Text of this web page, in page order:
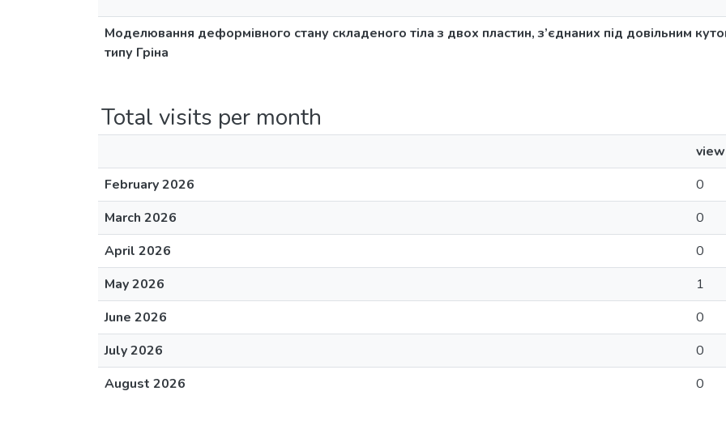
Моделювання деформівного стану складеного тіла з двох пластин, з’єднаних під довільним
типу Гріна
Total visits per month
February 2026
0
March 2026
0
April 2026
0
May 2026
1
June 2026
0
July 2026
0
August 2026
0